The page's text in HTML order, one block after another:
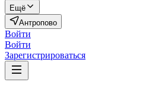
Ещё
Антропово
Войти
Войти
Зарегистрироваться